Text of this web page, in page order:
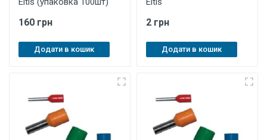
160 грн
Додати в кошик
2 грн
Додати в кошик